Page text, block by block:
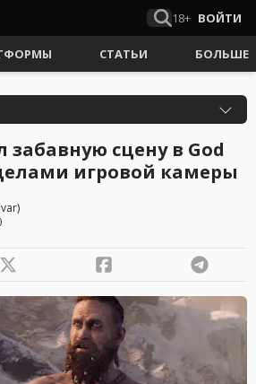
18+ ВОЙТИ
СТАТЬИ БОЛЬШЕ
сцену в God
игровой камеры
)